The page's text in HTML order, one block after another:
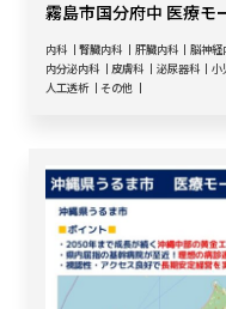
霧島市国分府中 医療モ
内科 腎臓内科 肝臓内科 脳神経
内分泌内科
皮膚科 泌尿器科 小
人工透析
その他